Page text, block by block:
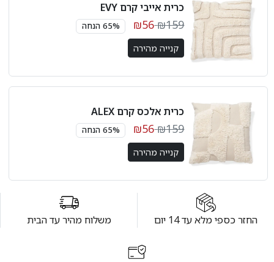
כרית אייבי קרם EVY
₪159
₪56 65% הנחה
קנייה מהירה
כרית אלכס קרם ALEX
₪159
₪56 65% הנחה
קנייה מהירה
החזר כספי מלא עד 14 יום משלוח מהיר עד הבית